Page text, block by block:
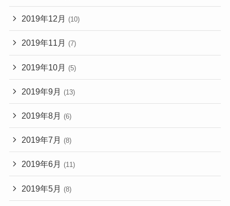
2019年12月 (10)
2019年11月 (7)
2019年10月 (5)
2019年9月 (13)
2019年8月 (6)
2019年7月 (8)
2019年6月 (11)
2019年5月 (8)